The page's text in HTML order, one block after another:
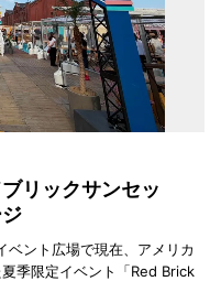
リックサンセッ
ジ
ベント広場で現在、アメリカ
季限定イベント「Red Brick